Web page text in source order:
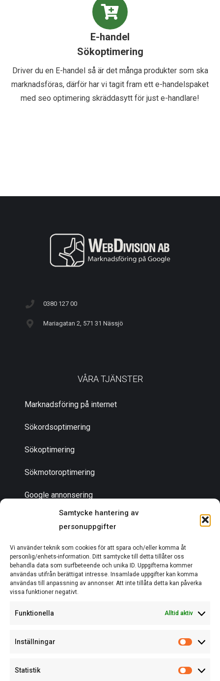
Samtycke hantering av
personuppgifter
Vi använder teknik som cookies för att spara och/eller komma åt
personlig/enhets-information. Ditt samtycke till detta tillåter oss
behandla data som surfbeteende och unika ID. Uppgifterna kommer
användas utifrån berättigat intresse. Insamlade uppgifter kan komma
användas till anpassning av annonser. Att inte tillåta detta kan påverka
vissa funktioner negativt.
Funktionella Alltid aktiv
Inställningar
Statistik
E-handel
Sökoptimering
Driver du en E-handel så är det många produkter som ska
marknadsföras, därför har vi tagit fram ett e-handelspaket
med seo optimering skräddasytt för just e-handlare!
0380 127 00
Mariagatan 2, 571 31 Nässjö
VÅRA TJÄNSTER
Marknadsföring på internet
Sökordsoptimering
Sökoptimering
Sökmotoroptimering
Google annonsering
Bli en partner
Om oss